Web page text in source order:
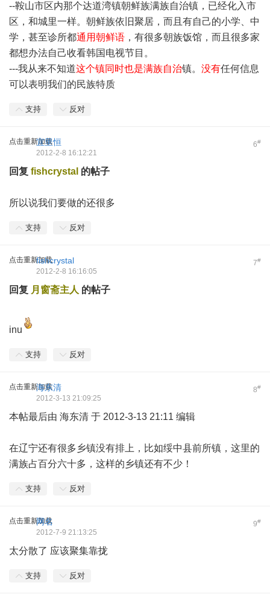
--鞍山市区内那个达道湾镇朝鲜族满族自治镇，已经化入市
区，和城里一样。朝鲜族依旧聚居，而且有自己的小学、中
学，甚至诊所都通用朝鲜语 ，有很多朝族饭馆，而且很多家
都想办法自己收看韩国电视节目。
---我从来不知道这个镇同时也是满族自治镇。 没有任何信息
可以表明我们的民族特质
支持 反对
点击重新加载 6#
宜里恒
2012-2-8 16:12:21
回复 fishcrystal 的帖子
所以说我们要做的还很多
支持 反对
点击重新加载 7#
fishcrystal
2012-2-8 16:16:05
回复 月窗斋主人 的帖子
inu
支持 反对
点击重新加载 8#
海东清
2012-3-13 21:09:25
本帖最后由 海东清 于 2012-3-13 21:11 编辑
在辽宁还有很多乡镇没有排上，比如绥中县前所镇，这里的
满族占百分六十多，这样的乡镇还有不少！
支持 反对
点击重新加载 9#
网名
2012-7-9 21:13:25
太分散了 应该聚集靠拢
支持 反对